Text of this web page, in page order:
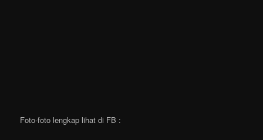
Foto-foto lengkap lihat di FB :